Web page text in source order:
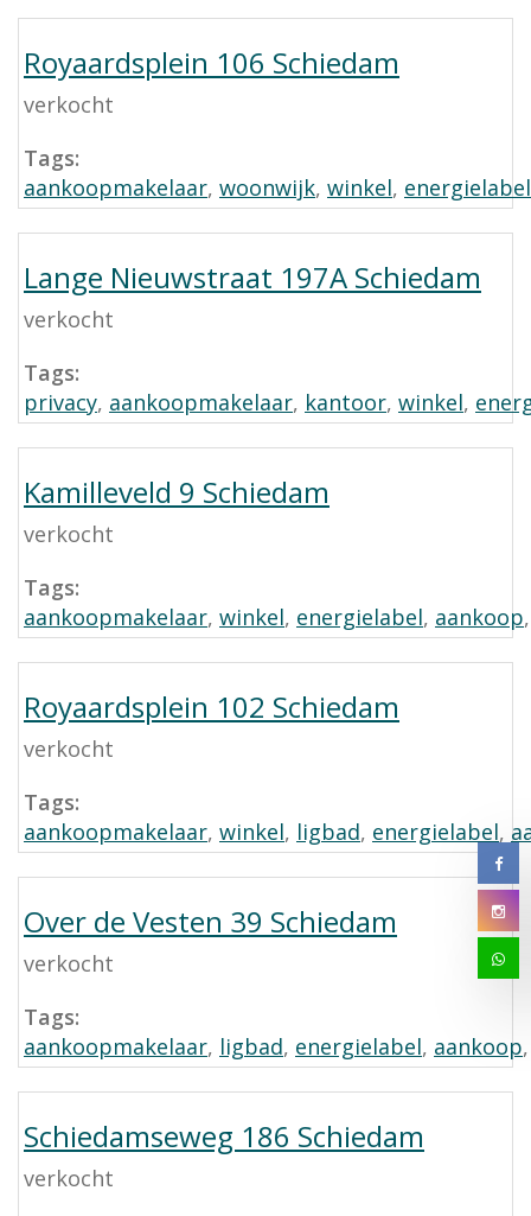
Royaardsplein 106 Schiedam
verkocht
Tags:
aankoopmakelaar, woonwijk, winkel, energielabel
Lange Nieuwstraat 197A Schiedam
verkocht
Tags:
privacy, aankoopmakelaar, kantoor, winkel,
Kamilleveld 9 Schiedam
verkocht
Tags:
aankoopmakelaar, winkel, energielabel, aankoop
Royaardsplein 102 Schiedam
verkocht
Tags:
aankoopmakelaar, winkel, ligbad, energielabel,
Over de Vesten 39 Schiedam
verkocht
Tags:
aankoopmakelaar, ligbad, energielabel, aankoop
Schiedamseweg 186 Schiedam
verkocht